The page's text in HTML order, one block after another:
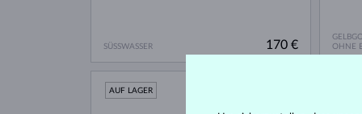
SÜSSWASSER 170 €
OHNE
AUF LAGER